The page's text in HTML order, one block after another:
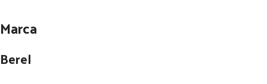
Marca
Berel